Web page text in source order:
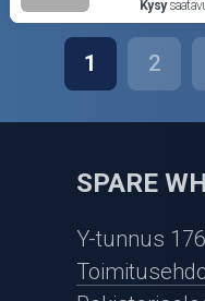
Kysy
1 2
SPARE
Y-tunnus